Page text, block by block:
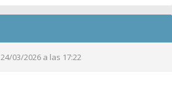
24/03/2026 a las 17:22